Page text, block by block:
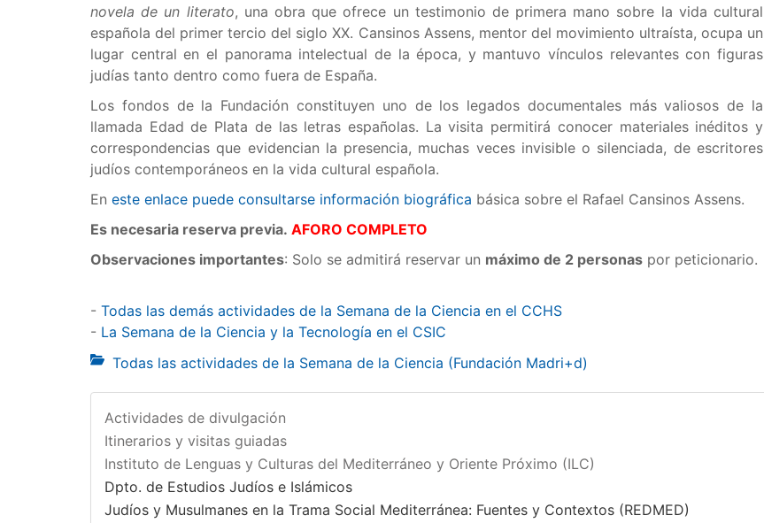
novela de un literato, una obra que ofrece un testimonio de primera mano sobre la vida cultural
española del primer tercio del siglo XX. Cansinos Assens, mentor del movimiento ultraísta, ocupa un
lugar central en el panorama intelectual de la época, y mantuvo vínculos relevantes con figuras
judías tanto dentro como fuera de España.
Los fondos de la Fundación constituyen uno de los legados documentales más valiosos de la
llamada Edad de Plata de las letras españolas. La visita permitirá conocer materiales inéditos y
correspondencias que evidencian la presencia, muchas veces invisible o silenciada, de escritores
judíos contemporáneos en la vida cultural española.
En este enlace puede consultarse información biográfica básica sobre el Rafael Cansinos Assens.
Es necesaria reserva previa. AFORO COMPLETO
Observaciones importantes: Solo se admitirá reservar un máximo de 2 personas por peticionario.
- Todas las demás actividades de la Semana de la Ciencia en el CCHS
- La Semana de la Ciencia y la Tecnología en el CSIC
Todas las actividades de la Semana de la Ciencia (Fundación Madri+d)
Actividades de divulgación
Itinerarios y visitas guiadas
Instituto de Lenguas y Culturas del Mediterráneo y Oriente Próximo (ILC)
Dpto. de Estudios Judíos e Islámicos
Judíos y Musulmanes en la Trama Social Mediterránea: Fuentes y Contextos (REDMED)